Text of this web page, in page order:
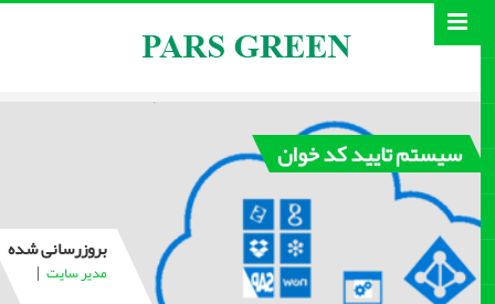
سیستم تایید کد خوان
بروزرسانی شده
مدیر سایت |